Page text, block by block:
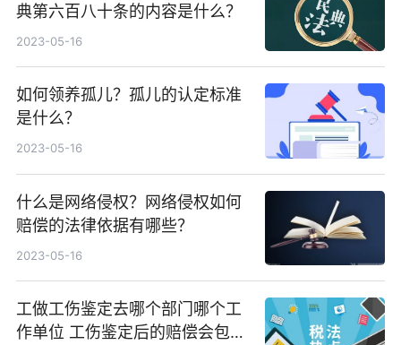
典第六百八十条的内容是什么？
2023-05-16
如何领养孤儿？孤儿的认定标准
是什么？
2023-05-16
什么是网络侵权？网络侵权如何
赔偿的法律依据有哪些？
2023-05-16
工做工伤鉴定去哪个部门哪个工
作单位 工伤鉴定后的赔偿会包括